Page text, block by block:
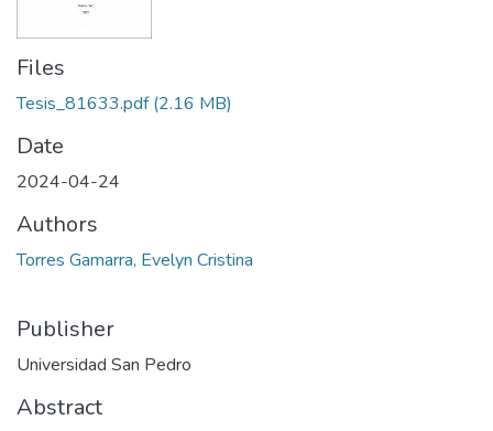
Files
Tesis_81633.pdf(2.16 MB)
Date
2024-04-24
Authors
Torres Gamarra, Evelyn Cristina
Publisher
Universidad San Pedro
Abstract